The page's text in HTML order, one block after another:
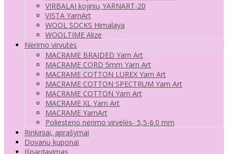
VIRBALAI kojinių YARNART-20
VISTA YarnArt
WOOL SOCKS Himalaya
WOOLTIME Alize
Nėrimo virvutės
MACRAME BRAIDED Yarn Art
MACRAME CORD 5mm Yarn Art
MACRAME COTTON LUREX Yarn Art
MACRAME COTTON SPECTRUM Yarn Art
MACRAME COTTON Yarn Art
MACRAME XL Yarn Art
MACRAME YarnArt
Poliesterio nėrimo virvelės- 5,5-6.0 mm
Rinkiniai, aprašymai
Dovanų kuponai
Išpardavimas